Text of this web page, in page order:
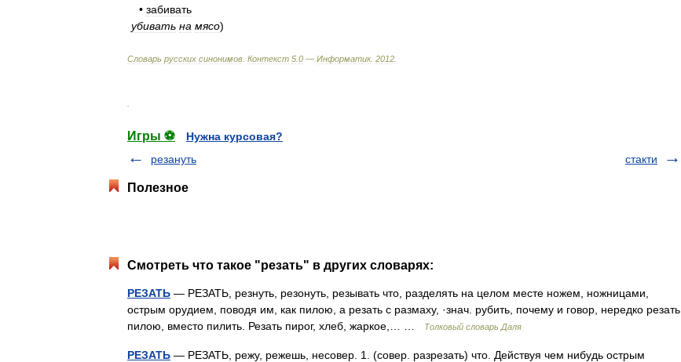
• забивать
убивать на мясо)
Словарь русских синонимов Контекст 5 0 — Информатик. 2012
Игры ⚽
Нужна курсовая?
резануть
стакти
Полезное
Смотреть что такое "резать" в других словарях:
РЕЗАТЬ — РЕЗАТЬ, резнуть, резонуть, резывать что, разделять на целом месте ножем, ножницами,
острым орудием, поводя им, как пилою, а резать с размаху, ·знач. рубить, почему и говор, нередко резать
пилою, вместо пилить. Резать пирог, хлеб, жаркое,… …
Толковый словарь Даля
РЕЗАТЬ — РЕЗАТЬ, режу, режешь, несовер. 1. (совер. разрезать) что. Действуя чем нибудь острым